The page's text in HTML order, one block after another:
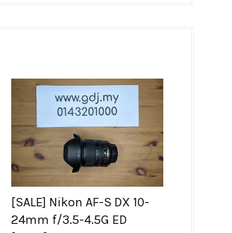
[SALE] Nikon AF-S DX 10-
24mm f/3.5-4.5G ED